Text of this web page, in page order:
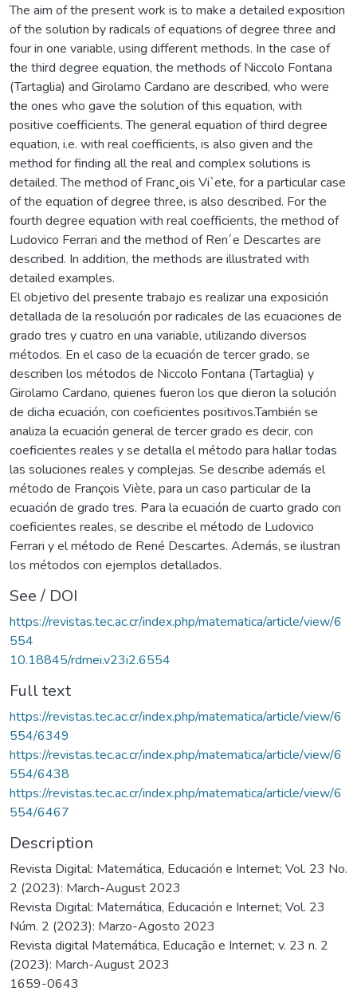
The aim of the present work is to make a detailed exposition
of the solution by radicals of equations of degree three and
four in one variable, using different methods. In the case of
the third degree equation, the methods of Niccolo Fontana
(Tartaglia) and Girolamo Cardano are described, who were
the ones who gave the solution of this equation, with
positive coefficients. The general equation of third degree
equation, i.e. with real coefficients, is also given and the
method for finding all the real and complex solutions is
detailed. The method of Franc¸ois Vi`ete, for a particular case
of the equation of degree three, is also described. For the
fourth degree equation with real coefficients, the method of
Ludovico Ferrari and the method of Ren´e Descartes are
described. In addition, the methods are illustrated with
detailed examples.
El objetivo del presente trabajo es realizar una exposición
detallada de la resolución por radicales de las ecuaciones de
grado tres y cuatro en una variable, utilizando diversos
métodos. En el caso de la ecuación de tercer grado, se
describen los métodos de Niccolo Fontana (Tartaglia) y
Girolamo Cardano, quienes fueron los que dieron la solución
de dicha ecuación, con coeficientes positivos.También se
analiza la ecuación general de tercer grado es decir, con
coeficientes reales y se detalla el método para hallar todas
las soluciones reales y complejas. Se describe además el
método de François Viète, para un caso particular de la
ecuación de grado tres. Para la ecuación de cuarto grado con
coeficientes reales, se describe el método de Ludovico
Ferrari y el método de René Descartes. Además, se ilustran
los métodos con ejemplos detallados.
See / DOI
https://revistas.tec.ac.cr/index.php/matematica/article/view/6
554
10.18845/rdmei.v23i2.6554
Full text
https://revistas.tec.ac.cr/index.php/matematica/article/view/6
554/6349
https://revistas.tec.ac.cr/index.php/matematica/article/view/6
554/6438
https://revistas.tec.ac.cr/index.php/matematica/article/view/6
554/6467
Description
Revista Digital: Matemática, Educación e Internet; Vol. 23 No.
2 (2023): March-August 2023
Revista Digital: Matemática, Educación e Internet; Vol. 23
Núm. 2 (2023): Marzo-Agosto 2023
Revista digital Matemática, Educação e Internet; v. 23 n. 2
(2023): March-August 2023
1659-0643